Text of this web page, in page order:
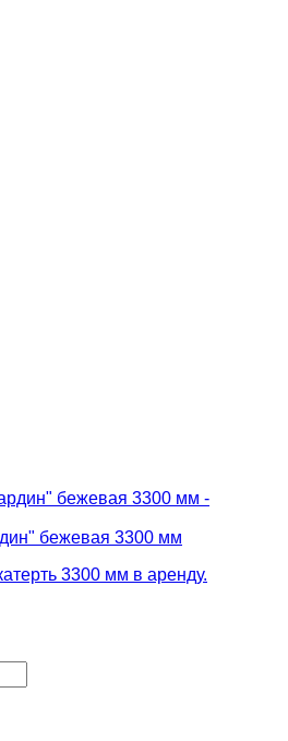
бежевая 3300 мм
3300 мм в аренду.